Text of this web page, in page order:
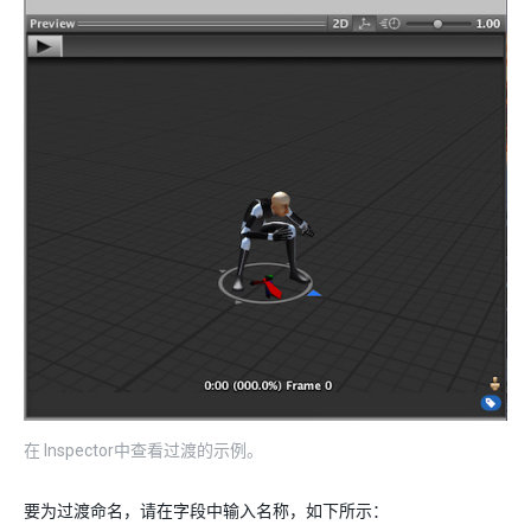
在 Inspector中查看过渡的示例。
要为过渡命名，请在字段中输入名称，如下所示：